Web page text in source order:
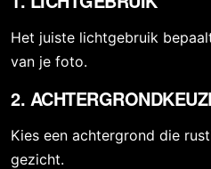
Het juiste lichtgebruik
van je foto.
2.
Kies een achtergrond die
gezicht.